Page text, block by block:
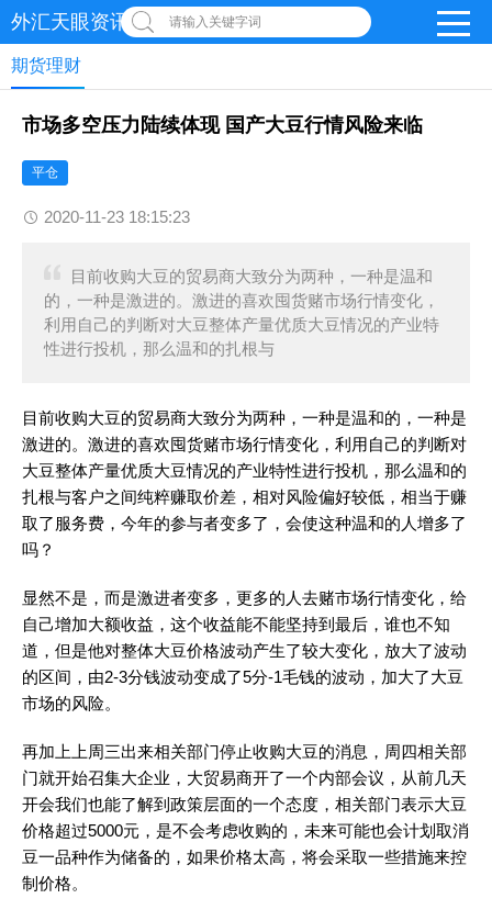
外汇天眼资讯网 请输入关键字词
期货理财
市场多空压力陆续体现 国产大豆行情风险来临
平仓
2020-11-23 18:15:23
目前收购大豆的贸易商大致分为两种，一种是温和
的，一种是激进的。激进的喜欢囤货赌市场行情变化，
利用自己的判断对大豆整体产量优质大豆情况的产业特
性进行投机，那么温和的扎根与
目前收购大豆的贸易商大致分为两种，一种是温和的，一种是
激进的。激进的喜欢囤货赌市场行情变化，利用自己的判断对
大豆整体产量优质大豆情况的产业特性进行投机，那么温和的
扎根与客户之间纯粹赚取价差，相对风险偏好较低，相当于赚
取了服务费，今年的参与者变多了，会使这种温和的人增多了
吗？
显然不是，而是激进者变多，更多的人去赌市场行情变化，给
自己增加大额收益，这个收益能不能坚持到最后，谁也不知
道，但是他对整体大豆价格波动产生了较大变化，放大了波动
的区间，由2-3分钱波动变成了5分-1毛钱的波动，加大了大豆
市场的风险。
再加上上周三出来相关部门停止收购大豆的消息，周四相关部
门就开始召集大企业，大贸易商开了一个内部会议，从前几天
开会我们也能了解到政策层面的一个态度，相关部门表示大豆
价格超过5000元，是不会考虑收购的，未来可能也会计划取消
豆一品种作为储备的，如果价格太高，将会采取一些措施来控
制价格。